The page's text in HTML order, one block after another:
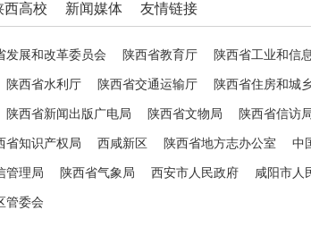
西高校 新闻媒体 友情链接
发展和改革委员会 陕西省教育厅 陕西省工业和信
陕西省水利厅 陕西省交通运输厅 陕西省住房和城
陕西省新闻出版广电局 陕西省文物局 陕西省信访
省知识产权局 西咸新区 陕西省地方志办公室 中
管理局 陕西省气象局 西安市人民政府 咸阳市人
管委会